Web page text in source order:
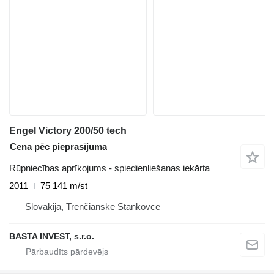
Engel Victory 200/50 tech
Cena pēc pieprasījuma
Rūpniecības aprīkojums - spiedienliešanas iekārta
2011
75 141 m/st
Slovākija, Trenčianske Stankovce
BASTA INVEST, s.r.o.